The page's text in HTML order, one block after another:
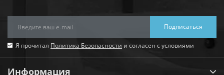
Подписаться
Я прочитал Политика Безопасности и согласен с условиями
Информация